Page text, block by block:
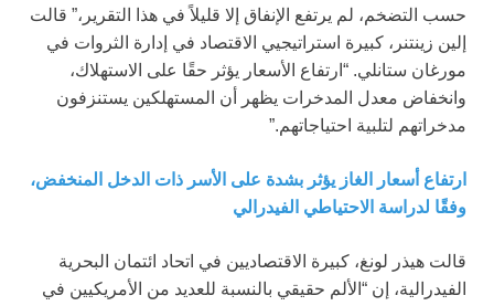
حسب التضخم، لم يرتفع الإنفاق إلا قليلاً في هذا التقرير،” قالت
إلين زينتنر، كبيرة استراتيجيي الاقتصاد في إدارة الثروات في
مورغان ستانلي. “ارتفاع الأسعار يؤثر حقًا على الاستهلاك،
وانخفاض معدل المدخرات يظهر أن المستهلكين يستنزفون
مدخراتهم لتلبية احتياجاتهم.”
ارتفاع أسعار الغاز يؤثر بشدة على الأسر ذات الدخل المنخفض،
وفقًا لدراسة الاحتياطي الفيدرالي
قالت هيذر لونغ، كبيرة الاقتصاديين في اتحاد ائتمان البحرية
الفيدرالية، إن “الألم حقيقي بالنسبة للعديد من الأمريكيين في